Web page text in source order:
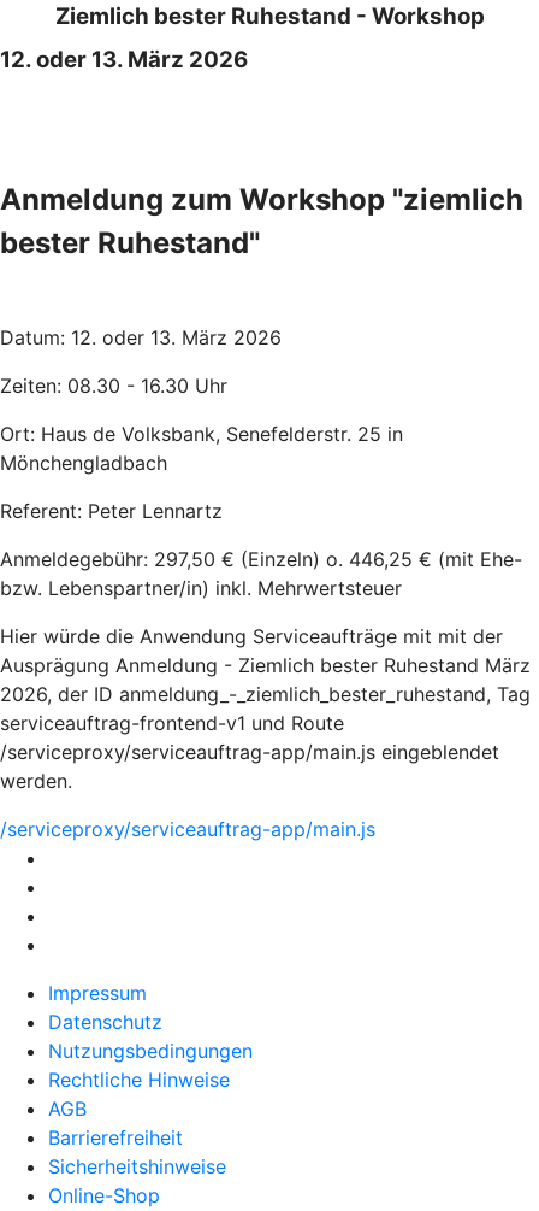
Ziemlich bester Ruhestand - Workshop
12. oder 13. März 2026
Anmeldung zum Workshop "ziemlich
bester Ruhestand"
Datum: 12. oder 13. März 2026
Zeiten: 08.30 - 16.30 Uhr
Ort: Haus de Volksbank, Senefelderstr. 25 in
Mönchengladbach
Referent: Peter Lennartz
Anmeldegebühr: 297,50 € (Einzeln) o. 446,25 € (mit Ehe-
bzw. Lebenspartner/in) inkl. Mehrwertsteuer
Hier würde die Anwendung Serviceaufträge mit mit der
Ausprägung Anmeldung - Ziemlich bester Ruhestand März
2026, der ID anmeldung_-_ziemlich_bester_ruhestand, Tag
serviceauftrag-frontend-v1 und Route
/serviceproxy/serviceauftrag-app/main.js eingeblendet
werden.
/serviceproxy/serviceauftrag-app/main.js
Impressum
Datenschutz
Nutzungsbedingungen
Rechtliche Hinweise
AGB
Barrierefreiheit
Sicherheitshinweise
Online-Shop